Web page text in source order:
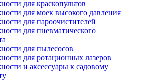
для краскопультов
для моек высокого давления
для пароочистителей
для пневматического
для пылесосов
для ротационных лазеров
и аксессуары к садовому